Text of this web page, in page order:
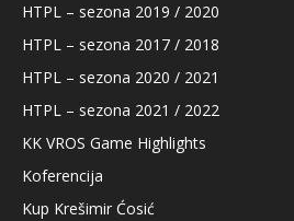
HTPL – sezona 2019 / 2020
HTPL – sezona 2017 / 2018
HTPL – sezona 2020 / 2021
HTPL – sezona 2021 / 2022
KK VROS Game Highlights
Koferencija
Kup Krešimir Ćosić